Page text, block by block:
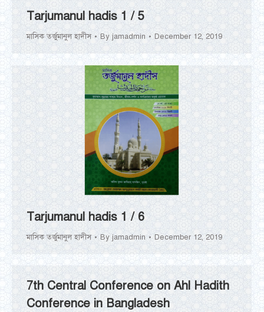
Tarjumanul hadis 1 / 5
মাসিক তর্জুমানুল হাদীস By jamadmin December 12, 2019
Tarjumanul hadis 1 / 6
মাসিক তর্জুমানুল হাদীস By jamadmin December 12, 2019
7th Central Conference on Ahl Hadith
Conference in Bangladesh